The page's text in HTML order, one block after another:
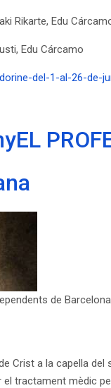
Rikarte, Edu
Edu Cárcamo
del-1-al-26-de-
de
Crist a la capella
tractament mèdic